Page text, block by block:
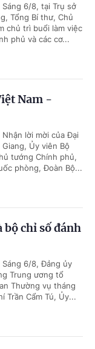
6/8, tại Trụ sở
Tổng Bí thư, Chủ
chủ trì buổi làm việc
phủ và các cơ...
Nam -
lời mời của Đại
Ủy viên Bộ
tướng Chính phủ,
phòng, Đoàn Bộ...
bộ chỉ số đánh
6/8, Đảng ủy
Trung ương tổ
Thường vụ tháng
Trần Cẩm Tú, Ủy...